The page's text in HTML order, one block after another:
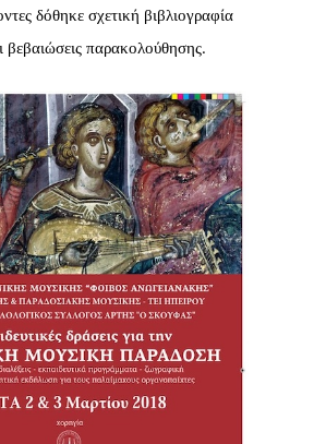
δόθηκε σχετική βιβλιογραφία
βεβαιώσεις παρακολούθησης.